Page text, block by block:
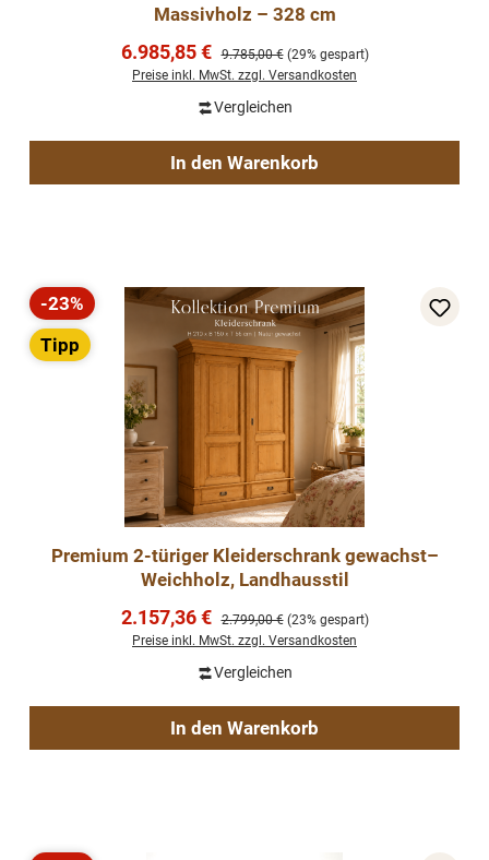
Massivholz – 328 cm
Verkaufspreis:
6.985,85 € Regulärer Preis:
9.785,00 € (29% gespart)
Preise inkl. MwSt. zzgl. Versandkosten
Vergleichen
In den Warenkorb
Rabatt
-23%
Tipp
Premium 2-türiger Kleiderschrank gewachst–
Weichholz, Landhausstil
Verkaufspreis:
2.157,36 € Regulärer Preis:
2.799,00 € (23% gespart)
Preise inkl. MwSt. zzgl. Versandkosten
Vergleichen
In den Warenkorb